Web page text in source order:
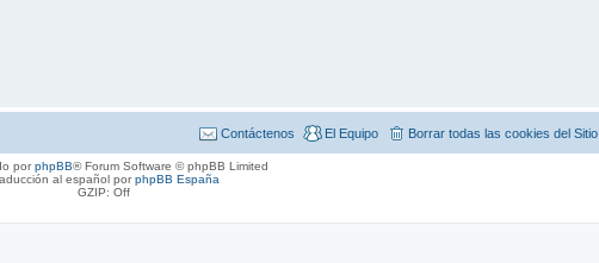
Borrar todas las cookies del Sitio
El Equipo
Contáctenos
porphpBB® Forum Software © phpBB Limited
al español porphpBB España
GZIP: Off